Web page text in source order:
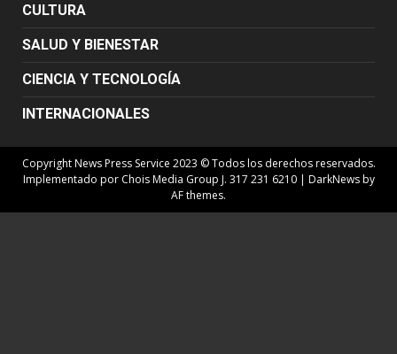
CULTURA
SALUD Y BIENESTAR
CIENCIA Y TECNOLOGÍA
INTERNACIONALES
Copyright News Press Service 2023 © Todos los derechos reservados.
Implementado por Chois Media Group J. 317 231 6210 | DarkNewsby
AF themes.